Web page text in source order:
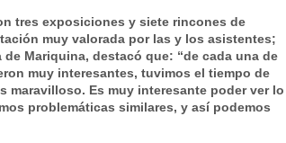
tres exposiciones y siete rincones de
muy valorada por las y los asistentes;
Mariquina, destacó que: “de cada una de
muy interesantes, tuvimos el tiempo de
maravilloso. Es muy interesante poder ver lo
problemáticas similares, y así podemos